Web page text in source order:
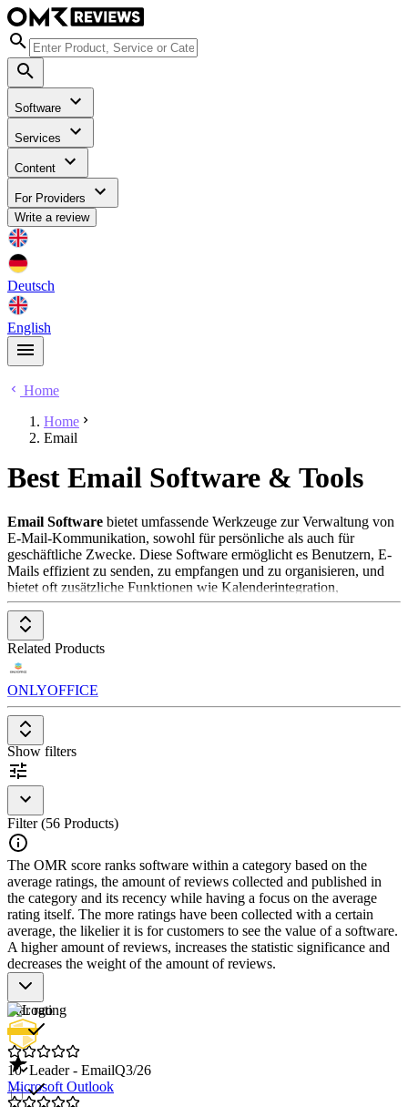
Software
Services
Content
For Providers
Write a review
Deutsch
English
Home
Home
Email
Best Email Software & Tools
Email Software bietet umfassende Werkzeuge zur Verwaltung von
E-Mail-Kommunikation, sowohl für persönliche als auch für
geschäftliche Zwecke. Diese Software ermöglicht es Benutzern, E-
Mails effizient zu senden, zu empfangen und zu organisieren, und
bietet oft zusätzliche Funktionen wie Kalenderintegration,
Kontaktmanagement und Aufgabenplanung. Email Software ist
unerlässlich für Unternehmen jeder Größe, um die Kommunikation
zu optimieren, die Produktivität zu steigern und eine effektive
Zusammenarbeit zu fördern.
Um in der Kategorie
sollte eine Lösung folgende Features und Eigenschaften aufweisen:
Optionen zur Sortierung, Markierung und Filterung von E-
Integration mit anderen Anwendungen
anderen Produktivitätstools.
Mobiler Zugriff: Ermöglicht Benutzern, ihre E-Mails von
jedem Gerät aus zu verwalten, was Flexibilität und
Zugänglichkeit erhöht.
Anpassbare Benutzeroberfläche : Bietet die Möglichkeit,
das Layout und die Einstellungen der Software nach
persönlichen Vorlieben zu konfigurieren.
Antworten auf häufig gestellte Fragen oder das Weiterleiten
von Nachrichten.
Related Products
ONLYOFFICE
Show filters
Filter (56 Products)
The OMR score ranks software within a category based on the
average ratings, the amount of reviews collected and published in
the category and its recency while having a focus on the average
rating itself. The more ratings have been collected with a certain
average, the likelier it is for customers to see the value of a software.
A higher amount of reviews, increases the statistic significance and
decreases the weight of the amount of reviews.
Star rating
10 Leader - EmailQ3/26
Microsoft Outlook